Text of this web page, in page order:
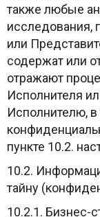
также любые
исследования,
или
содержат или
отражают
Исполнителя
Исполнителю,
пункте 10.2.
10.2.
тайну
10.2.1. Бизнес-